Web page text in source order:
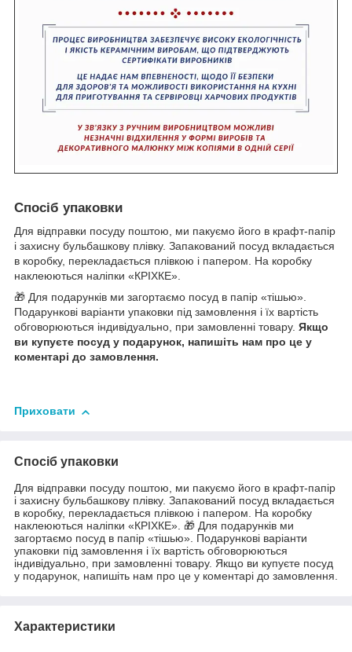
Спосіб упаковки
Для відправки посуду поштою, ми пакуємо його в крафт-папір
і захисну бульбашкову плівку. Запакований посуд вкладається
в коробку, перекладається плівкою і папером. На коробку
наклеюються наліпки «КРІХКЕ».
🎁 Для подарунків ми загортаємо посуд в папір «тішью».
Подарункові варіанти упаковки під замовлення і їх вартість
обговорюються індивідуально, при замовленні товару. Якщо
ви купуєте посуд у подарунок, напишіть нам про це у
коментарі до замовлення.
Приховати
Спосіб упаковки
Для відправки посуду поштою, ми пакуємо його в крафт-папір
і захисну бульбашкову плівку. Запакований посуд вкладається
в коробку, перекладається плівкою і папером. На коробку
наклеюються наліпки «КРІХКЕ». 🎁 Для подарунків ми
загортаємо посуд в папір «тішью». Подарункові варіанти
упаковки під замовлення і їх вартість обговорюються
індивідуально, при замовленні товару. Якщо ви купуєте посуд
у подарунок, напишіть нам про це у коментарі до замовлення.
Характеристики